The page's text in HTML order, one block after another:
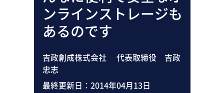
ンラインストレージも
あるのです
吉政創成株式会社 代表取締役 吉政
忠志
最終更新日： 2014年04月13日